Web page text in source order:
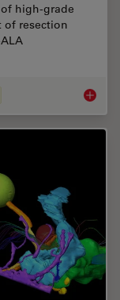
high-grade
resection